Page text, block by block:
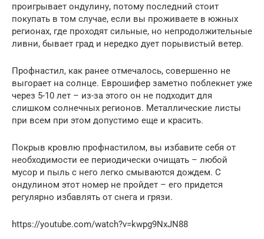
проигрывает ондулину, потому последний стоит
покупать в том случае, если вы проживаете в южных
регионах, где проходят сильные, но непродолжительные
ливни, бывает град и нередко дует порывистый ветер.
Профнастил, как ранее отмечалось, совершенно не
выгорает на солнце. Еврошифер заметно поблекнет уже
через 5-10 лет – из-за этого он не подходит для
слишком солнечных регионов. Металлические листы
при всем при этом допустимо еще и красить.
Покрыв кровлю профнастилом, вы избавите себя от
необходимости ее периодически очищать – любой
мусор и пыль с него легко смываются дождем. С
ондулином этот номер не пройдет – его придется
регулярно избавлять от снега и грязи.
https://youtube.com/watch?v=kwpg9NxJN88